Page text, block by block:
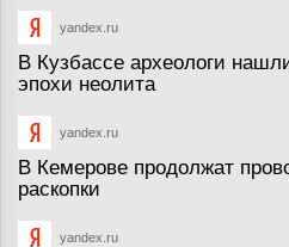
yandex.ru
В Кузбассе археологи
эпохи неолита
yandex.ru
В Кемерове продолжат
раскопки
yandex.ru